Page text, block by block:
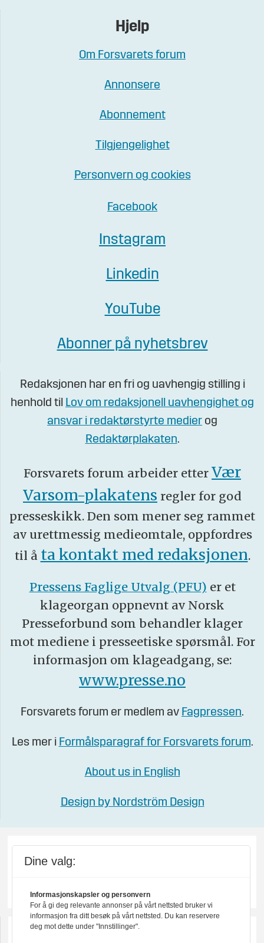
Hjelp
Om Forsvarets forum
Annonsere
Abonnement
Tilgjengelighet
Personvern og cookies
Facebook
Instagram
Linkedin
YouTube
Abonner på nyhetsbrev
Redaksjonen har en fri og uavhengig stilling i
henhold til Lov om redaksjonell uavhengighet og
ansvar i redaktørstyrte medier og
Redaktørplakaten.
Forsvarets forum arbeider etter Vær
Varsom-plakatens regler for god
presseskikk. Den som mener seg rammet
av urettmessig medieomtale, oppfordres
til å ta kontakt med redaksjonen.
Pressens Faglige Utvalg (PFU) er et
klageorgan oppnevnt av Norsk
Presseforbund som behandler klager
mot mediene i presseetiske spørsmål. For
informasjon om klageadgang, se:
www.presse.no
Forsvarets forum er medlem av Fagpressen.
Les mer i Formålsparagraf for Forsvarets forum.
About us in English
Design by Nordström Design
Dine valg:
Informasjonskapsler og personvern
For å gi deg relevante annonser på vårt nettsted bruker vi
informasjon fra ditt besøk på vårt nettsted. Du kan reservere
deg mot dette under "Innstillinger".